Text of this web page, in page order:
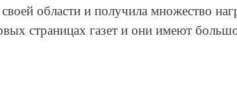
области и получила множество
страницах газет и они имеют